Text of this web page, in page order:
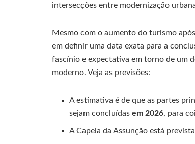
intersecções entre modernização
Mesmo com o aumento do turismo
em definir uma data exata para a
fascínio e expectativa em torno de um
moderno. Veja as previsões:
A estimativa é de que as partes
sejam concluídasem 2026, para
A Capela da Assunção está